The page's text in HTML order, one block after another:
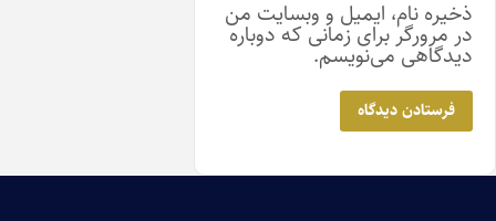
ایمیل و وبسایت من
برای زمانی که دوباره
می‌نویسم.